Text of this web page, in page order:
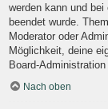
werden kann und bei
beendet wurde.
Moderator oder
Möglichkeit, deine
Board-Administration
Nach oben